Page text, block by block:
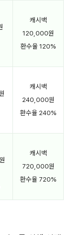
캐시백
120,000원
환수율 120%
캐시백
240,000원
환수율 240%
캐시백
720,000원
환수율 720%